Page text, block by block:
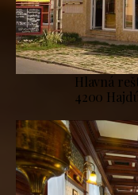
Hlavná
4200